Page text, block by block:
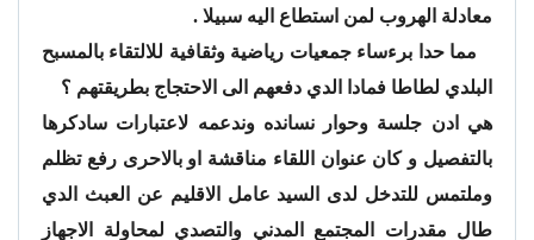
معادلة الهروب لمن استطاع اليه سبيلا .
مما حدا برءساء جمعيات رياضية وثقافية للالتقاء بالمسبح
البلدي لطاطا فمادا الدي دفعهم الى الاحتجاج بطريقتهم ؟
هي ادن جلسة وحوار نسانده وندعمه لاعتبارات سادكرها
بالتفصيل و كان عنوان اللقاء مناقشة او بالاحرى رفع تظلم
وملتمس للتدخل لدى السيد عامل الاقليم عن العبث الدي
طال مقدرات المجتمع المدني والتصدي لمحاولة الاجهاز